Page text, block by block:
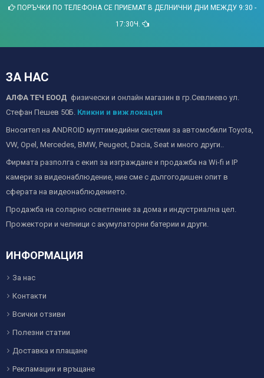
ПОРЪЧКИ ПО ТЕЛЕФОНА СЕ ПРИЕМАТ В ДЕЛНИЧНИ ДНИ МЕЖДУ 9:30 -
17:30Ч.
ЗА НАС
АЛФА ТЕЧ ЕООД физически и онлайн магазин в гр.Севлиево ул.
Стефан Пешев 50Б. Кликни и виж локация
Вносител на ANDROID мултимедийни системи за автомобили Toyota,
VW, Opel, Mercedes, BMW, Peugeot, Dacia, Seat и много други..
Фирмата разполга с екип за изграждане и продажба на Wi-fi и IP
камери за видеонаблюдение, ние сме с дългогодишен опит в
сферата на видеонаблюдението.
Продажба на соларно осветление за дома и индустриална цел.
Прожектори и челници с акумулаторни батерии и други.
ИНФОРМАЦИЯ
За нас
Контакти
Всички отзиви
Полезни статии
Доставка и плащане
Рекламации и връщане